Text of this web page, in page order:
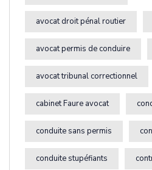
avocat droit pénal routier
avocat permis de conduire
avocat tribunal correctionnel
cabinet Faure avocat
conduite sans permis
conduite stupéfiants